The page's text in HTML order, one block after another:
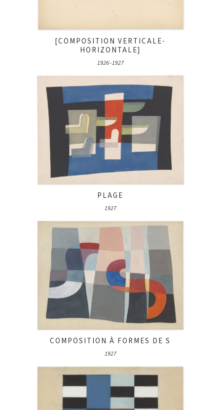
[COMPOSITION VERTICALE-
HORIZONTALE]
1926–1927
PLAGE
1927
COMPOSITION À FORMES DE S
1927